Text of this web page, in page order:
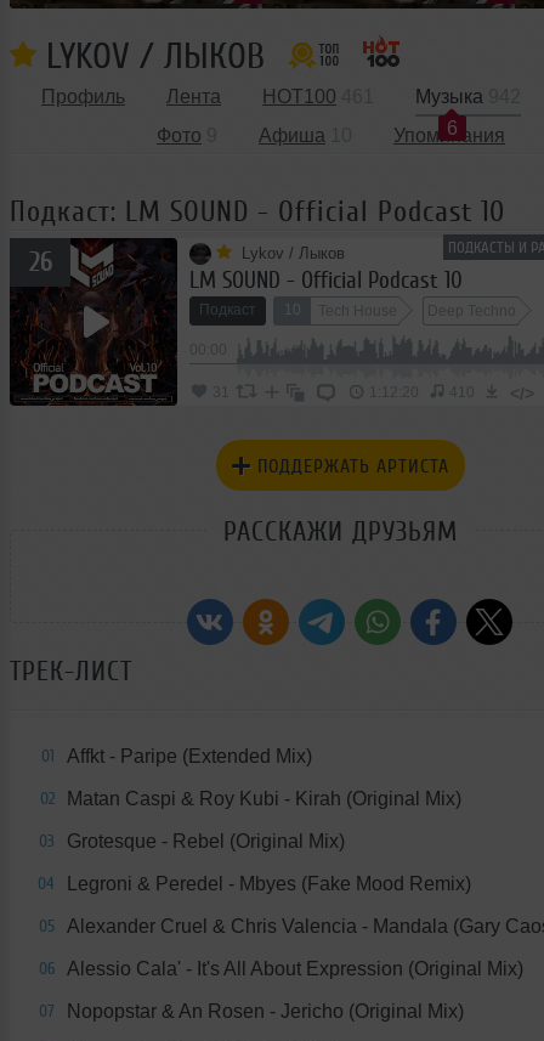
LYKOV / ЛЫКОВ
Профиль Лента HOT100
Музыка
6
Фото
Афиша Упоминания
Подкаст: LM SOUND - Official Podcast 10
ПОДКАСТЫ И
26 Lykov / Лыков
LM SOUND - Official Podcast 10
Подкаст Tech House Deep Techno
31 1:12:20 </>
ПОДДЕРЖАТЬ АРТИСТА
РАССКАЖИ ДРУЗЬЯМ
ТРЕК-ЛИСТ
01 Affkt - Paripe (Extended Mix)
02 Matan Caspi & Roy Kubi - Kirah (Original Mix)
03 Grotesque - Rebel (Original Mix)
04 Legroni & Peredel - Mbyes (Fake Mood Remix)
05 Alexander Cruel & Chris Valencia - Mandala (Gary
06 Alessio Cala' - It's All About Expression (Original Mix)
07 Nopopstar & An Rosen - Jericho (Original Mix)